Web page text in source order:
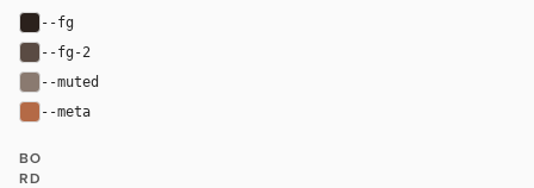
--fg
--fg-2
--muted
--meta
BO
RD